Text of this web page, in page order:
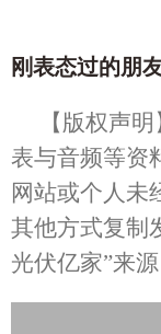
刚表态过的朋
【版权声
表与音频等资
网站或个人未
其他方式复制
光伏亿家”来